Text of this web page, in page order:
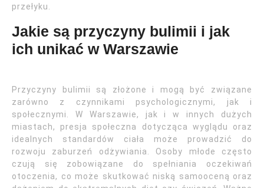
przełyku.
Jakie są przyczyny bulimii i jak
ich unikać w Warszawie
Przyczyny bulimii są złożone i mogą być związane
zarówno z czynnikami psychologicznymi, jak i
społecznymi. W Warszawie, jak i w innych dużych
miastach, presja społeczna dotycząca wyglądu oraz
idealnych standardów ciała może prowadzić do
rozwoju zaburzeń odżywiania. Osoby młode często
czują się zobowiązane do spełniania oczekiwań
otoczenia, co może skutkować niską samooceną oraz